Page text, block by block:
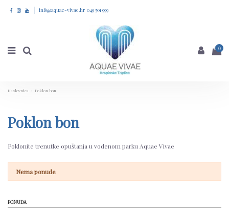
info@aquae-vivae.hr 049 501 999
0
Naslovnica Poklon bon
Poklon bon
Poklonite trenutke opuštanja u vodenom parku Aquae Vivae
Nema ponude
PONUDA